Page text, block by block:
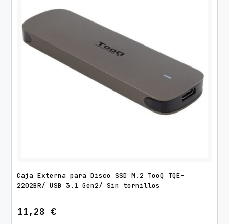
Caja Externa para Disco SSD M.2 TooQ TQE-
2202BR/ USB 3.1 Gen2/ Sin tornillos
11,28 €